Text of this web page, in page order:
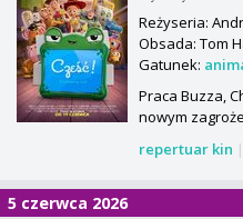
Reżyseria:
Obsada: Tom
Gatunek:
Praca Buzza,
nowym
repertuar kin |
5 czerwca 2026